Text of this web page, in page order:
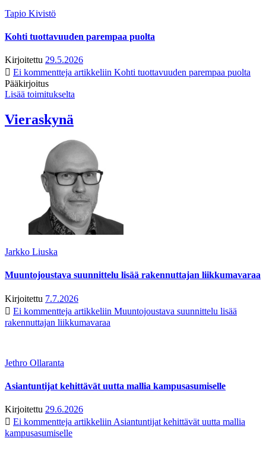
Tapio Kivistö
Kohti tuottavuuden parempaa puolta
Kirjoitettu 29.5.2026
Ei kommentteja artikkeliin Kohti tuottavuuden parempaa puolta
Pääkirjoitus
Lisää toimitukselta
Vieraskynä
Jarkko Liuska
Muuntojoustava suunnittelu lisää rakennuttajan liikkumavaraa
Kirjoitettu 7.7.2026
Ei kommentteja artikkeliin Muuntojoustava suunnittelu lisää
rakennuttajan liikkumavaraa
Jethro Ollaranta
Asiantuntijat kehittävät uutta mallia kampusasumiselle
Kirjoitettu 29.6.2026
Ei kommentteja artikkeliin Asiantuntijat kehittävät uutta mallia
kampusasumiselle